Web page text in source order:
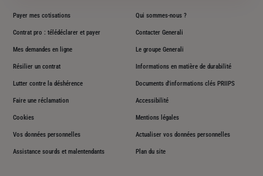
Payer mes cotisations
Contrat pro : télédéclarer et payer
Mes demandes en ligne
Résilier un contrat
Lutter contre la déshérence
Faire une réclamation
Qui sommes-nous ?
Contacter Generali
Le groupe Generali
Informations en matière de durabilité
Documents d'informations clés PRIIPS
Accessibilité
Cookies Mentions légales
Vos données personnelles Actualiser vos données personnelles
Assistance sourds et malentendants Plan du site